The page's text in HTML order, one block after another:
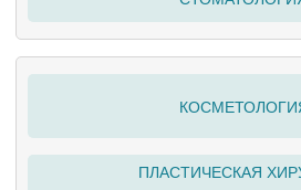
ПЛАСТИЧЕСКАЯ